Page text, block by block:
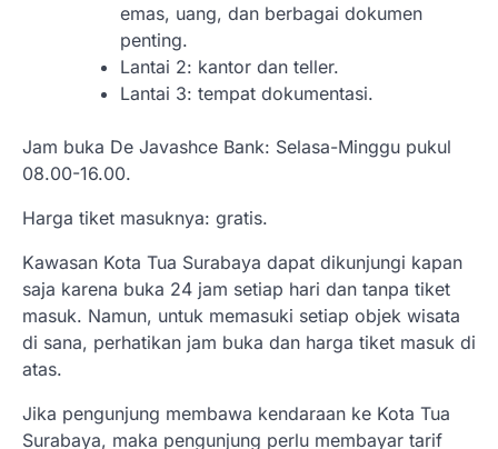
emas, uang, dan berbagai dokumen
penting.
Lantai 2: kantor dan teller.
Lantai 3: tempat dokumentasi.
Jam buka De Javashce Bank: Selasa-Minggu pukul
08.00-16.00.
Harga tiket masuknya: gratis.
Kawasan Kota Tua Surabaya dapat dikunjungi kapan
saja karena buka 24 jam setiap hari dan tanpa tiket
masuk. Namun, untuk memasuki setiap objek wisata
di sana, perhatikan jam buka dan harga tiket masuk di
atas.
Jika pengunjung membawa kendaraan ke Kota Tua
Surabaya, maka pengunjung perlu membayar tarif